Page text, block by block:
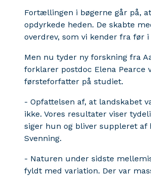
Fortællingen i bøgerne går på,
opdyrkede heden. De skabte
overdrev, som vi kender fra før i
Men nu tyder ny forskning fra
forklarer postdoc Elena Pearce
førsteforfatter på studiet.
- Opfattelsen af, at landskabet
ikke. Vores resultater viser
siger hun og bliver suppleret af
Svenning.
- Naturen under sidste
fyldt med variation. Der var